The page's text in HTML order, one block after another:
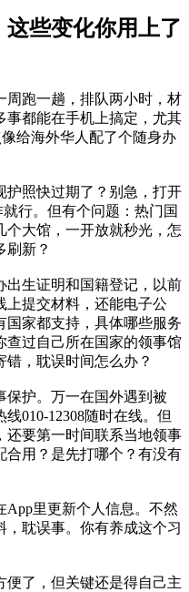
些变化你用上了
周跑一趟，排队两小时，材
事都能在手机上搞定，尤其
给海外华人配了个随身办
护照快过期了？别急，打开
行。但有个问题：热门国
个大馆，一开放就秒光，怎
刷新？
出生证明和国籍登记，以前
上提交材料，还能电子公
国家都支持，具体哪些服务
查过自己所在国家的领事馆
，耽误时间怎么办？
保护。万一在国外遇到被
010-12308随时在线。但
还要第一时间联系当地领事
合用？是先打哪个？有没有
App里更新个人信息。不然
耽误事。你有养成这个习
便了，但关键还是得自己主